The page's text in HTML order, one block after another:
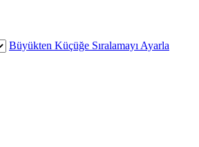
Büyükten Küçüğe Sıralamayı Ayarla